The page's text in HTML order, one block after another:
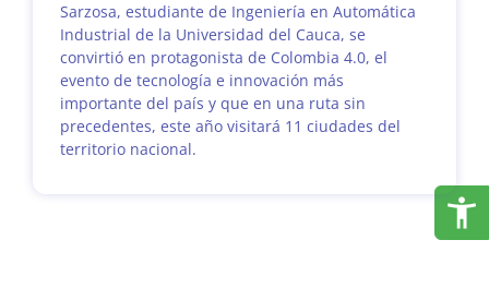
Sarzosa, estudiante de Ingeniería en Automática
Industrial de la Universidad del Cauca, se
convirtió en protagonista de Colombia 4.0, el
evento de tecnología e innovación más
importante del país y que en una ruta sin
precedentes, este año visitará 11 ciudades del
territorio nacional.